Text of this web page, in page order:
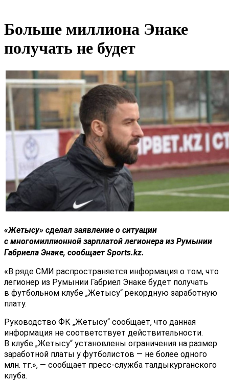
Больше миллиона Энаке
получать не будет
«Жетысу» сделал заявление о ситуации
с многомиллионной зарплатой легионера из Румынии
Габриела Энаке, сообщает Sports.kz.
«В ряде СМИ распространяется информация о том, что
легионер из Румынии Габриел Энаке будет получать
в футбольном клубе „Жетысу“ рекордную заработную
плату.
Руководство ФК „Жетысу“ сообщает, что данная
информация не соответствует действительности.
В клубе „Жетысу“ установлены ограничения на размер
заработной платы у футболистов — не более одного
млн. тг.», — сообщает пресс-служба талдыкурганского
клуба.